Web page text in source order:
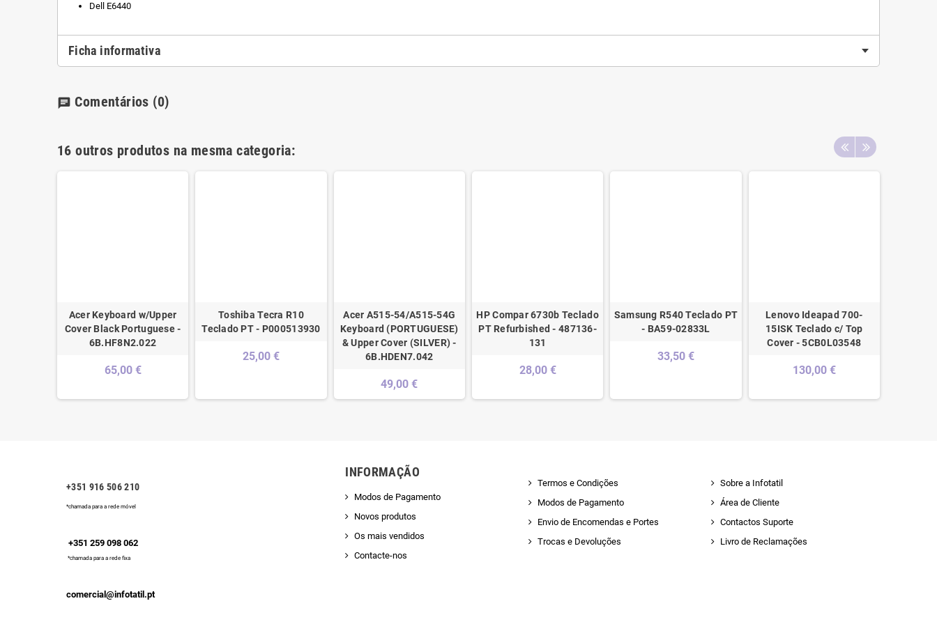
Dell E6440
Ficha informativa
chat Comentários (0)
16 outros produtos na mesma categoria:
Acer Keyboard w/Upper
Cover Black Portuguese -
6B.HF8N2.022
65,00 €
Toshiba Tecra R10
Teclado PT - P000513930
25,00 €
Acer A515-54/A515-54G
Keyboard (PORTUGUESE)
& Upper Cover (SILVER) -
6B.HDEN7.042
49,00 €
HP Compar 6730b Teclado
PT Refurbished - 487136-
131
28,00 €
Samsung R540 Teclado PT
- BA59-02833L
33,50 €
Lenovo Ideapad 700-
15ISK Teclado c/ Top
Cover - 5CB0L03548
130,00 €
+351 916 506 210
*chamada para a rede móvel
+351 259 098 062
*chamada para a rede fixa
comercial@infotatil.pt
INFORMAÇÃO
Modos de Pagamento
Novos produtos
Os mais vendidos
Contacte-nos
Termos e Condições
Modos de Pagamento
Envio de Encomendas e Portes
Trocas e Devoluções
Sobre a Infotatil
Área de Cliente
Contactos Suporte
Livro de Reclamações